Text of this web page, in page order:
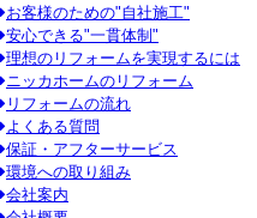
お客様のための"自社施工"
安心できる"一貫体制"
理想のリフォームを実現するには
ニッカホームのリフォーム
リフォームの流れ
よくある質問
保証・アフターサービス
環境への取り組み
会社案内